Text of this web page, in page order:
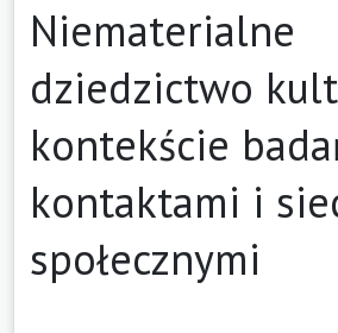
Niematerialne
dziedzictwo
kontekście
kontaktami i
społecznymi